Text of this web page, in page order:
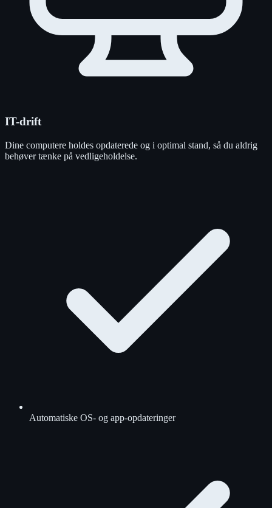
IT-drift
Dine computere holdes opdaterede og i optimal stand, så du aldrig
behøver tænke på vedligeholdelse.
Automatiske OS- og app-opdateringer